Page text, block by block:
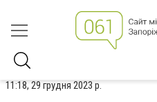
11:18, 29 грудня 2023 р.